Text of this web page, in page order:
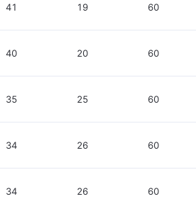
41 19 60
40 20 60
35 25 60
34 26 60
34 26 60